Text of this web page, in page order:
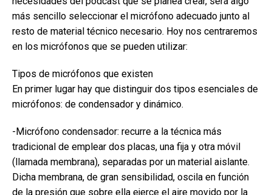
más sencillo seleccionar el micrófono adecuado junto al
resto de material técnico necesario. Hoy nos centraremos
en los micrófonos que se pueden utilizar:
Tipos de micrófonos que existen
En primer lugar hay que distinguir dos tipos esenciales de
micrófonos: de condensador y dinámico.
-Micrófono condensador: recurre a la técnica más
tradicional de emplear dos placas, una fija y otra móvil
(llamada membrana), separadas por un material aislante.
Dicha membrana, de gran sensibilidad, oscila en función
de la presión que sobre ella ejerce el aire movido por la